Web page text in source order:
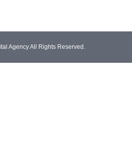
Agency All Rights Reserved.